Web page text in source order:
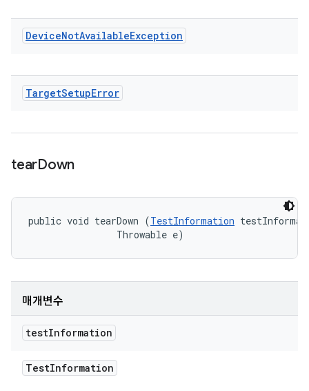
DeviceNotAvailableException
TargetSetupError
tearDown
public void tearDown (TestInformation
                Throwable e)
매개변수
testInformation
TestInformation